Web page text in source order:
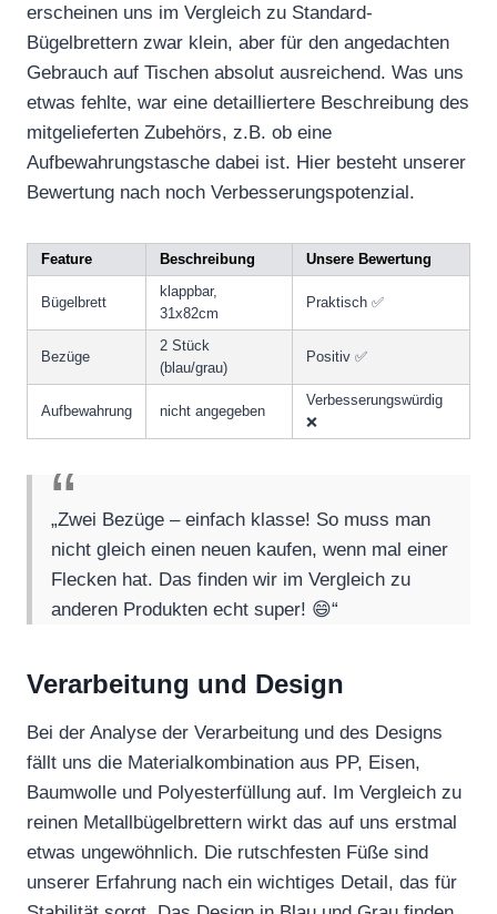
erscheinen uns im Vergleich zu Standard-
Bügelbrettern zwar klein, aber für den angedachten
Gebrauch auf Tischen absolut ausreichend. Was uns
etwas fehlte, war eine detailliertere Beschreibung des
mitgelieferten Zubehörs, z.B. ob eine
Aufbewahrungstasche dabei ist. Hier besteht unserer
Bewertung nach noch Verbesserungspotenzial.
Feature Beschreibung Unsere Bewertung
Bügelbrett
klappbar,
31x82cm
Praktisch ✅
Bezüge
2 Stück
(blau/grau)
Positiv ✅
Aufbewahrung nicht angegeben
Verbesserungswürdig
❌
„Zwei Bezüge – einfach klasse! So muss man
nicht gleich einen neuen kaufen, wenn mal einer
Flecken hat. Das finden wir im Vergleich zu
anderen Produkten echt super! 😄“
Verarbeitung und Design
Bei der Analyse der Verarbeitung und des Designs
fällt uns die Materialkombination aus PP, Eisen,
Baumwolle und Polyesterfüllung auf. Im Vergleich zu
reinen Metallbügelbrettern wirkt das auf uns erstmal
etwas ungewöhnlich. Die rutschfesten Füße sind
unserer Erfahrung nach ein wichtiges Detail, das für